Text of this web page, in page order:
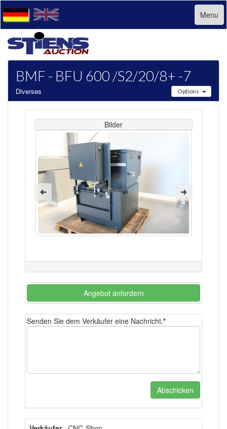
Menu
BMF - BFU 600 /S2/20/8+ -7
Options
Diverses
Bilder
Angebot anfordern
Senden Sie dem Verkäufer eine Nachricht.*